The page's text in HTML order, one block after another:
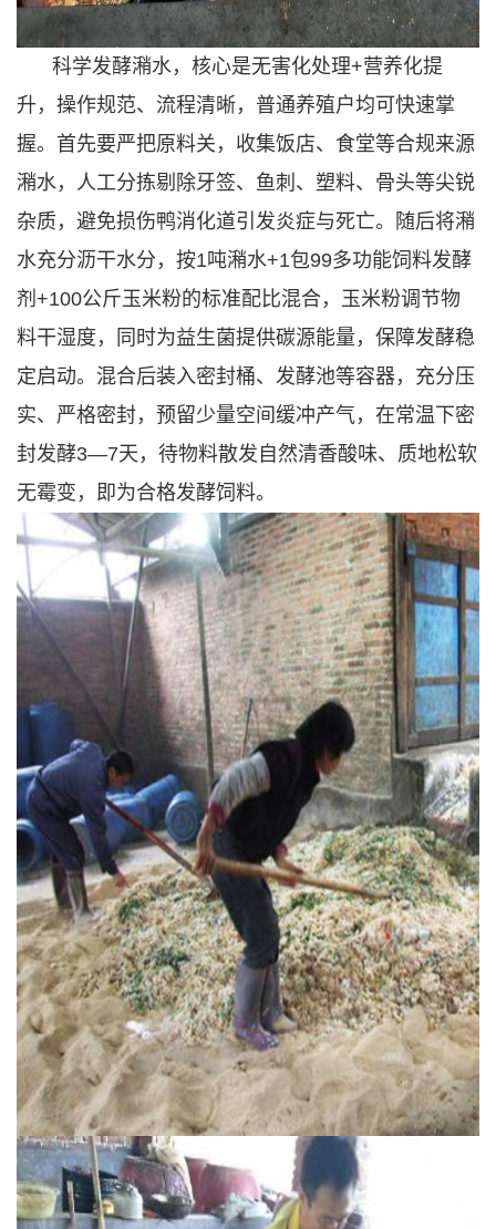
科学发酵潲水，核心是无害化处理+营养化提
升，操作规范、流程清晰，普通养殖户均可快速掌
握。首先要严把原料关，收集饭店、食堂等合规来源
潲水，人工分拣剔除牙签、鱼刺、塑料、骨头等尖锐
杂质，避免损伤鸭消化道引发炎症与死亡。随后将潲
水充分沥干水分，按1吨潲水+1包99多功能饲料发酵
剂+100公斤玉米粉的标准配比混合，玉米粉调节物
料干湿度，同时为益生菌提供碳源能量，保障发酵稳
定启动。混合后装入密封桶、发酵池等容器，充分压
实、严格密封，预留少量空间缓冲产气，在常温下密
封发酵3—7天，待物料散发自然清香酸味、质地松软
无霉变，即为合格发酵饲料。